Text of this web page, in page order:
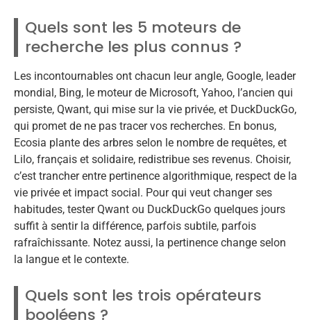
Quels sont les 5 moteurs de
recherche les plus connus ?
Les incontournables ont chacun leur angle, Google, leader
mondial, Bing, le moteur de Microsoft, Yahoo, l’ancien qui
persiste, Qwant, qui mise sur la vie privée, et DuckDuckGo,
qui promet de ne pas tracer vos recherches. En bonus,
Ecosia plante des arbres selon le nombre de requêtes, et
Lilo, français et solidaire, redistribue ses revenus. Choisir,
c’est trancher entre pertinence algorithmique, respect de la
vie privée et impact social. Pour qui veut changer ses
habitudes, tester Qwant ou DuckDuckGo quelques jours
suffit à sentir la différence, parfois subtile, parfois
rafraîchissante. Notez aussi, la pertinence change selon
la langue et le contexte.
Quels sont les trois opérateurs
booléens ?